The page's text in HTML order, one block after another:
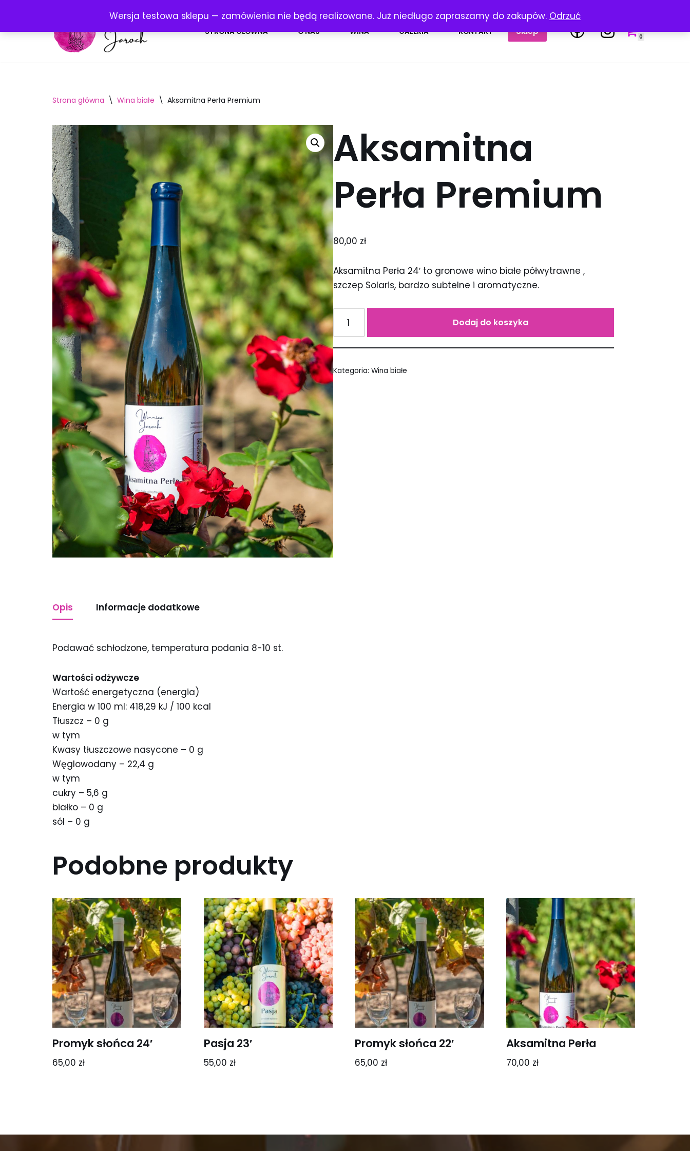
Wersja testowa sklepu — zamówienia nie będą realizowane. Już niedługo zapraszamy do zakupów. Odrzuć
Przejdź
STRONA GŁÓWNA O NAS WINA GALERIA KONTAKT Sklep 0
Strona główna \ Wina białe \ Aksamitna Perła Premium
Aksamitna
Perła Premium
80,00 zł
Aksamitna Perła 24′ to gronowe wino białe półwytrawne ,
szczep Solaris, bardzo subtelne i aromatyczne.
Dodaj do koszyka
Kategoria:Wina białe
Opis Informacje dodatkowe
Podawać schłodzone, temperatura podania 8-10 st.
Wartości odżywcze
Wartość energetyczna (energia)
Energia w 100 ml: 418,29 kJ / 100 kcal
Tłuszcz – 0 g
w tym
Kwasy tłuszczowe nasycone – 0 g
Węglowodany – 22,4 g
w tym
cukry – 5,6 g
białko – 0 g
sól – 0 g
Podobne produkty
Promyk słońca 24′
65,00 zł
Pasja 23′
55,00 zł
Promyk słońca 22′
65,00 zł
Aksamitna Perła
70,00 zł